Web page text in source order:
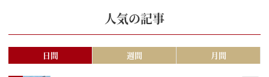
人気の記事
日間 週間 月間